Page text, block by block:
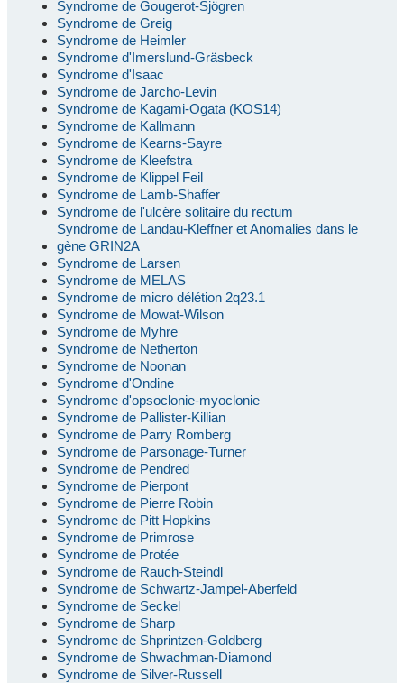
Syndrome de Gougerot-Sjögren
Syndrome de Greig
Syndrome de Heimler
Syndrome d'Imerslund-Gräsbeck
Syndrome d'Isaac
Syndrome de Jarcho-Levin
Syndrome de Kagami-Ogata (KOS14)
Syndrome de Kallmann
Syndrome de Kearns-Sayre
Syndrome de Kleefstra
Syndrome de Klippel Feil
Syndrome de Lamb-Shaffer
Syndrome de l'ulcère solitaire du rectum
Syndrome de Landau-Kleffner et Anomalies dans le
gène GRIN2A
Syndrome de Larsen
Syndrome de MELAS
Syndrome de micro délétion 2q23.1
Syndrome de Mowat-Wilson
Syndrome de Myhre
Syndrome de Netherton
Syndrome de Noonan
Syndrome d'Ondine
Syndrome d'opsoclonie-myoclonie
Syndrome de Pallister-Killian
Syndrome de Parry Romberg
Syndrome de Parsonage-Turner
Syndrome de Pendred
Syndrome de Pierpont
Syndrome de Pierre Robin
Syndrome de Pitt Hopkins
Syndrome de Primrose
Syndrome de Protée
Syndrome de Rauch-Steindl
Syndrome de Schwartz-Jampel-Aberfeld
Syndrome de Seckel
Syndrome de Sharp
Syndrome de Shprintzen-Goldberg
Syndrome de Shwachman-Diamond
Syndrome de Silver-Russell